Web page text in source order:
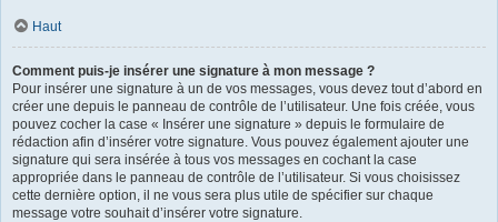
Haut
Comment puis-je insérer une signature à mon message ?
Pour insérer une signature à un de vos messages, vous devez tout d’abord en
créer une depuis le panneau de contrôle de l’utilisateur. Une fois créée, vous
pouvez cocher la case « Insérer une signature » depuis le formulaire de
rédaction afin d’insérer votre signature. Vous pouvez également ajouter une
signature qui sera insérée à tous vos messages en cochant la case
appropriée dans le panneau de contrôle de l’utilisateur. Si vous choisissez
cette dernière option, il ne vous sera plus utile de spécifier sur chaque
message votre souhait d’insérer votre signature.